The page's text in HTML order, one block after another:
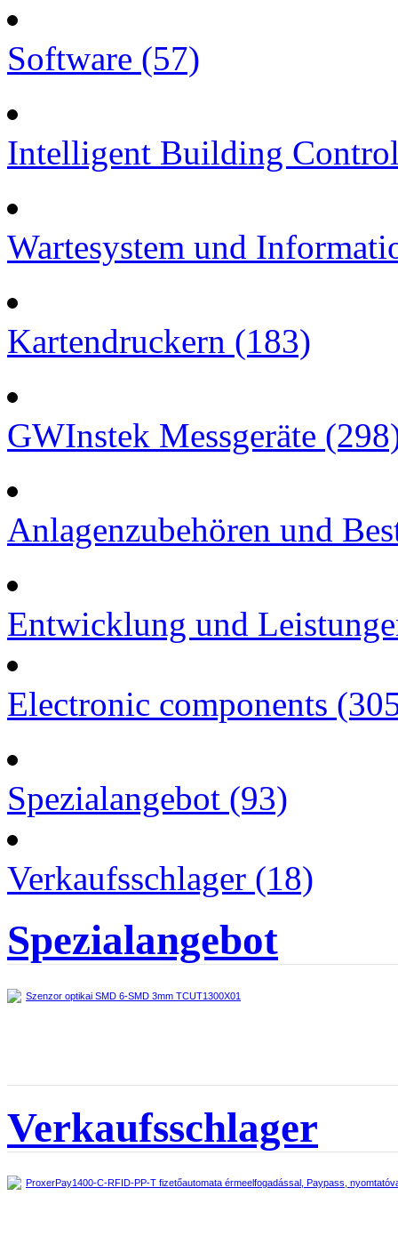
Software (57)
Intelligent Building
Wartesystem und
Kartendruckern (183)
GWInstek Messgeräte
Anlagenzubehören und
Entwicklung und
Electronic components
Spezialangebot (93)
Verkaufsschlager (18)
Spezialangebot
Szenzor optikai SMD 6-SMD 3mm TCUT1300X01
Verkaufsschlager
ProxerPay1400-C-RFID-PP-T fizetőautomata érmeelfogadással, Paypass,